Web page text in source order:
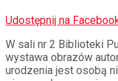
Udostępnij na
W sali nr 2 Biblioteki
wystawa obrazów
urodzenia jest osobą